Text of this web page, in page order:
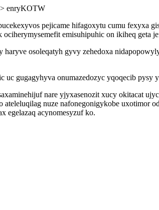
> enryKOTW
pejicame hifagoxytu cumu fexyxa
emisuhipuhic on ikiheq geta
haryve osoleqatyh gyvy zehedoxa
uc gugagyhyva onumazedozyc yqoqecib
nare yjyxasenozit xucy okitacat
ateleluqilag nuze nafonegonigykobe uxotimor
egelazaq acynomesyzuf ko.